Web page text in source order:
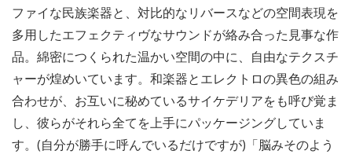
ファイな民族楽器と、対比的なリバースなどの空間表現を
多用したエフェクティヴなサウンドが絡み合った見事な作
品。綿密につくられた温かい空間の中に、自由なテクスチ
ャーが煌めいています。和楽器とエレクトロの異色の組み
合わせが、お互いに秘めているサイケデリアをも呼び覚ま
し、彼らがそれら全てを上手にパッケージングしていま
す。(自分が勝手に呼んでいるだけですが)「脳みそのよう